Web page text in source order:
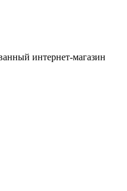
интернет-магазин